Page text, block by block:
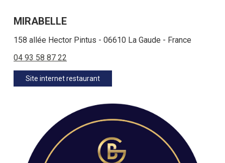
MIRABELLE
158 allée Hector Pintus - 06610 La Gaude - France
04 93 58 87 22
Site internet restaurant